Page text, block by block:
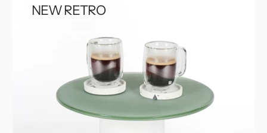
NEW RETRO